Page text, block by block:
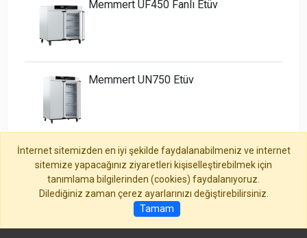
Memmert UF450 Fanlı Etüv
Memmert UN750 Etüv
Tümünü Göster
İnternet sitemizden en iyi şekilde faydalanabilmeniz ve internet
sitemize yapacağınız ziyaretleri kişiselleştirebilmek için
tanımlama bilgilerinden (cookies) faydalanıyoruz.
Dilediğiniz zaman çerez ayarlarınızı değiştirebilirsiniz.
Tamam